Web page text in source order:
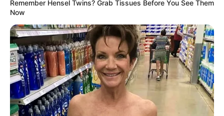
MThai เชื่อในสิ่งที่ทำ ทำในสิ่งที่เชื่อ
รับข่าวสารเลขมงคล สถิติเลขดัง ดวงรายวัน รายเดือน รายปี
พร้อมแนะนำวิธีเสริมดวง
ลุ้นรับรางวัลจากกิจกรรมเสริมความเป็นมงคลให้กับตัวท่านเอง
เปิดสมัครสมาชิก (ฟรี) เร็วๆนี้
Remember Hensel Twins? Grab Tissues Before You See Them
Now